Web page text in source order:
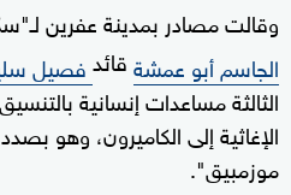
وقالت مصادر بمدينة عفرين
الجاسم أبو عمشةقائدفصيل
الثالثة مساعدات إنسانية
الإغاثية إلى الكاميرون، وهو
موزمبيق".